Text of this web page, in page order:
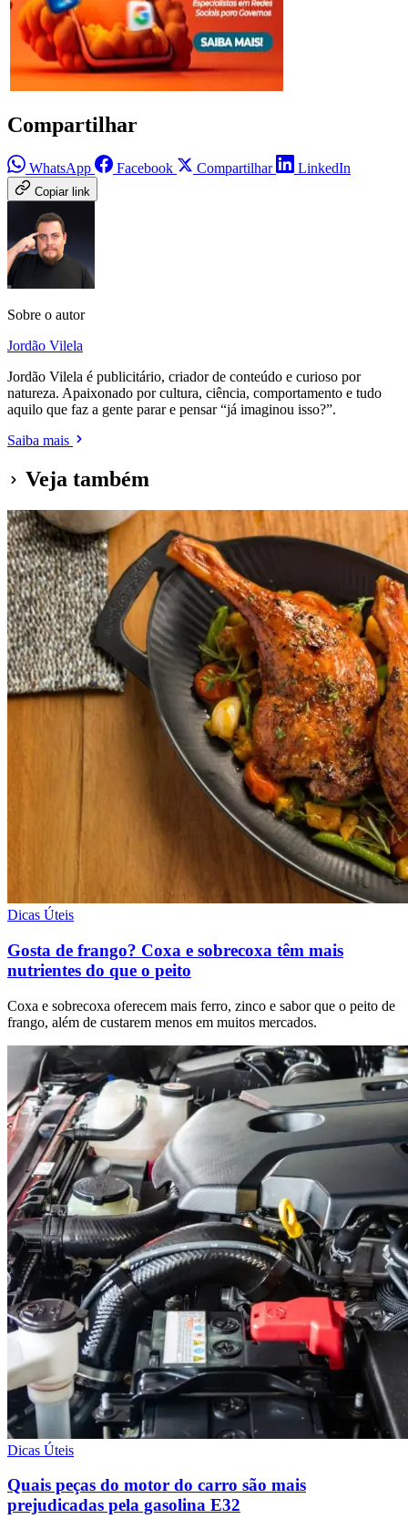
Compartilhar
WhatsApp Facebook Compartilhar LinkedIn
Copiar link
Sobre o autor
Jordão Vilela
Jordão Vilela é publicitário, criador de conteúdo e curioso por
natureza. Apaixonado por cultura, ciência, comportamento e tudo
aquilo que faz a gente parar e pensar “já imaginou isso?”.
Saiba mais
Veja também
Dicas Úteis
Gosta de frango? Coxa e sobrecoxa têm mais
nutrientes do que o peito
Coxa e sobrecoxa oferecem mais ferro, zinco e sabor que o peito de
frango, além de custarem menos em muitos mercados.
Dicas Úteis
Quais peças do motor do carro são mais
prejudicadas pela gasolina E32